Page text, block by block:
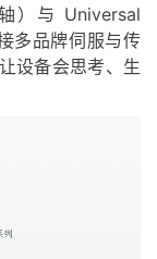
）与 Universal
多品牌伺服与传
设备会思考、生